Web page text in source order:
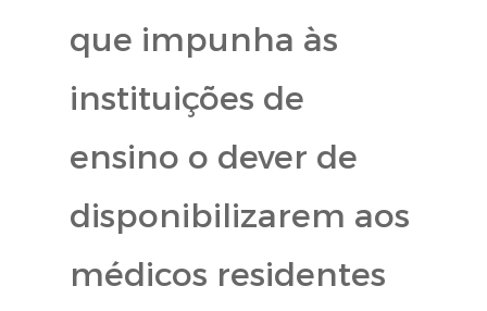
que impunha às
instituições de
ensino o dever de
disponibilizarem aos
médicos residentes